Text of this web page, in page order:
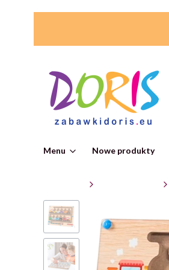
Menu Nowe produkty